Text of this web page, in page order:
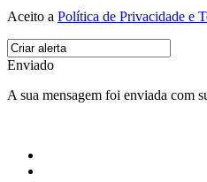
Aceito a Política de Privacidade e
Enviado
A sua mensagem foi enviada com